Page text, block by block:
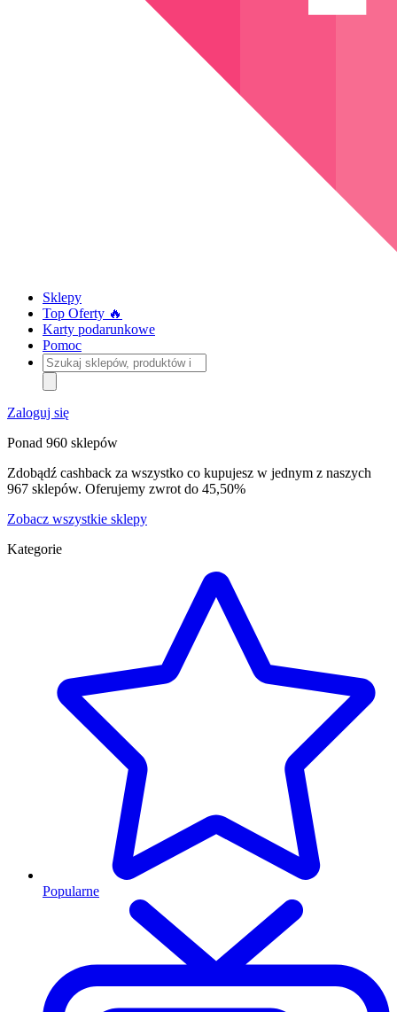
Sklepy
Top Oferty 🔥
Karty podarunkowe
Pomoc
Szukaj
sklepów,
produktów
i
kategorii
Zaloguj się
Ponad 960 sklepów
Zdobądź cashback za wszystko co kupujesz w jednym z naszych
967 sklepów. Oferujemy zwrot do 45,50%
Zobacz wszystkie sklepy
Kategorie
Popularne